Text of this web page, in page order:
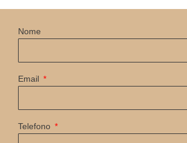
Nome
Email
Telefono